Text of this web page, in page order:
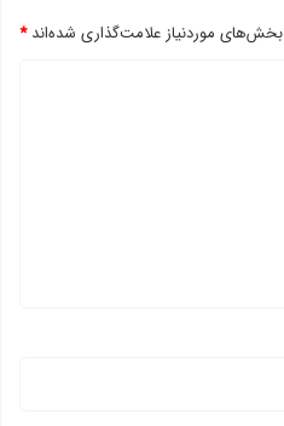
بخش‌های موردنیاز علامت‌گذاری شده‌اند*